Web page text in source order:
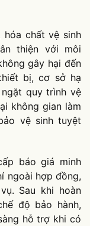
chất vệ sinh
thiện với môi
gây hại đến
bị, cơ sở hạ
quy trình vệ
không gian làm
vệ sinh tuyệt
báo giá minh
ngoài hợp đồng,
Sau khi hoàn
độ bảo hành,
hỗ trợ khi có